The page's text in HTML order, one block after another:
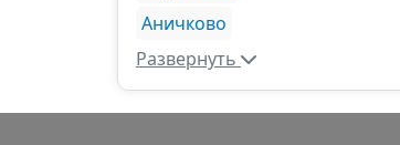
Аничково
Развернуть